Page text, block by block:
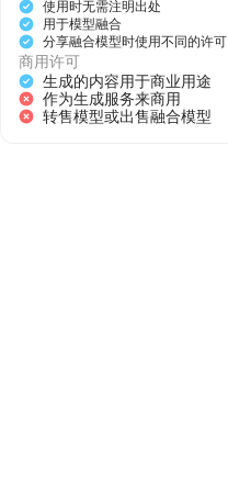
使用时无需注明出处
用于模型融合
分享融合模型时使用不同的许可
商用许可
生成的内容用于商业用途
作为生成服务来商用
转售模型或出售融合模型